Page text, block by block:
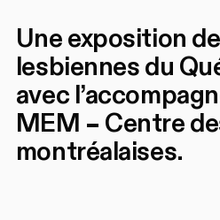
Une exposition
lesbiennes du
avec
MEM – Centre
montréalaises.